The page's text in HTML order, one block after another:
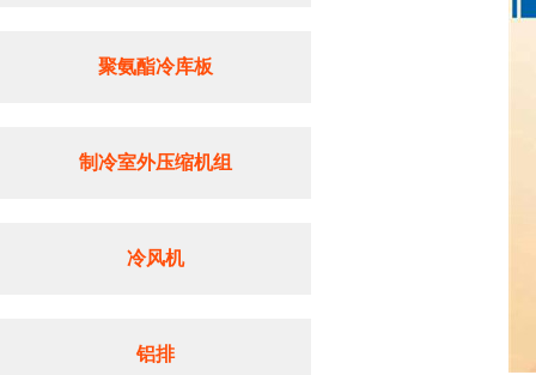
聚氨酯冷库板
制冷室外压缩机组
冷风机
铝排